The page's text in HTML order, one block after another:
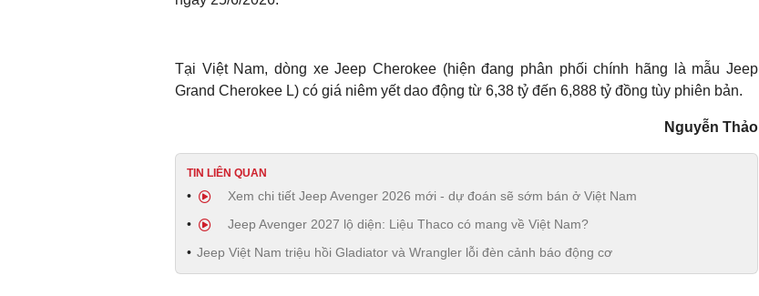
Tại Việt Nam, dòng xe Jeep Cherokee (hiện đang phân phối chính hãng là mẫu Jeep
Grand Cherokee L) có giá niêm yết dao động từ 6,38 tỷ đến 6,888 tỷ đồng tùy phiên bản.
Nguyễn Thảo
TIN LIÊN QUAN
Xem chi tiết Jeep Avenger 2026 mới - dự đoán sẽ sớm bán ở Việt Nam
Jeep Avenger 2027 lộ diện: Liệu Thaco có mang về Việt Nam?
Jeep Việt Nam triệu hồi Gladiator và Wrangler lỗi đèn cảnh báo động cơ